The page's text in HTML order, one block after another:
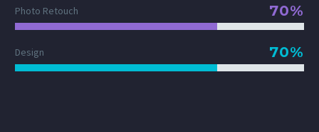
Photo Retouch 70%
Design 70%